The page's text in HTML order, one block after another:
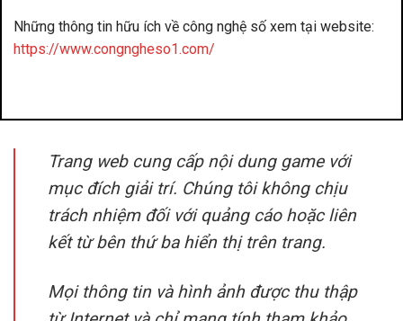
Những thông tin hữu ích về công nghệ số xem tại website:
https://www.congngheso1.com/
Trang web cung cấp nội dung game với
mục đích giải trí. Chúng tôi không chịu
trách nhiệm đối với quảng cáo hoặc liên
kết từ bên thứ ba hiển thị trên trang.
Mọi thông tin và hình ảnh được thu thập